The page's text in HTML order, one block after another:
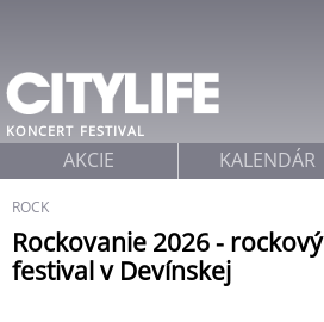
KONCERT FESTIVAL
ROCK
Rockovanie 2026 - rockový
festival v Devínskej
AKCIE KALENDÁR